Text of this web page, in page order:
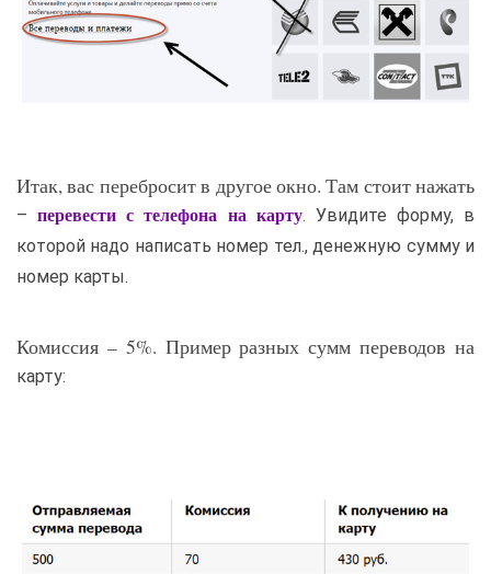
Итак, вас перебросит в другое окно. Там стоит нажать
–перевести с телефона на карту. Увидите форму, в
которой надо написать номер тел., денежную сумму и
номер карты.
Комиссия – 5%. Пример разных сумм переводов на
карту: